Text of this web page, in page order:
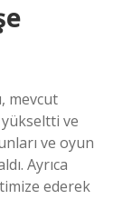
mevcut
ve
ve oyun
Ayrıca
ederek